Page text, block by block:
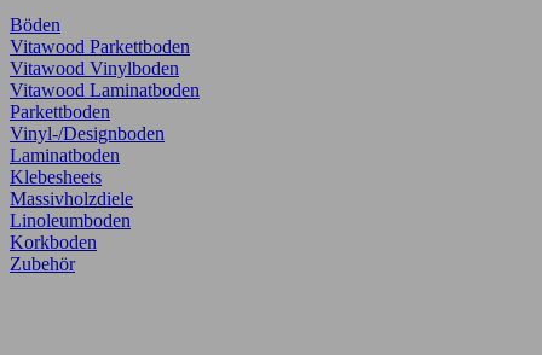
Böden
Vitawood Parkettboden
Vitawood Vinylboden
Vitawood Laminatboden
Parkettboden
Vinyl-/Designboden
Laminatboden
Klebesheets
Massivholzdiele
Linoleumboden
Korkboden
Zubehör